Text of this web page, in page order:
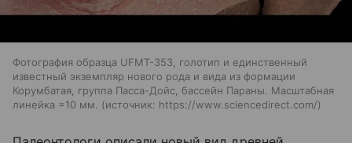
Фотография образца UFMT-353, голотип и единственный
известный экземпляр нового рода и вида из формации
Корумбатая, группа Пасса-Дойс, бассейн Параны. Масштабная
линейка =10 мм.
источник: https://www.sciencedirect.com/